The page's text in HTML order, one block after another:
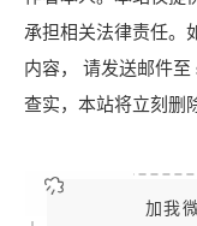
承担相关法律责任。
内容， 请发送邮件至
查实，本站将立刻删
加我